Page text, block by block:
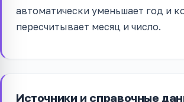
автоматически уменьшает год и
пересчитывает месяц и число.
Источники и справочные